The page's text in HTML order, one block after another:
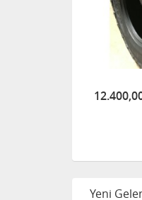
Yeni